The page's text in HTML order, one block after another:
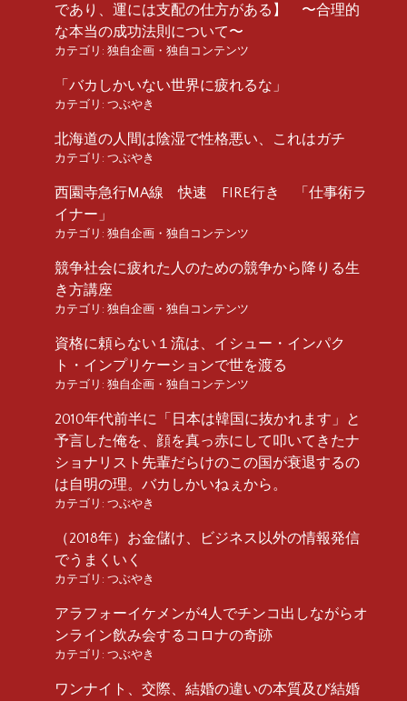
であり、運には支配の仕方がある】 〜合理的
な本当の成功法則について〜
カテゴリ: 独自企画・独自コンテンツ
「バカしかいない世界に疲れるな」
カテゴリ: つぶやき
北海道の人間は陰湿で性格悪い、これはガチ
カテゴリ: つぶやき
西園寺急行MA線 快速 FIRE行き 「仕事術ラ
イナー」
カテゴリ: 独自企画・独自コンテンツ
競争社会に疲れた人のための競争から降りる生
き方講座
カテゴリ: 独自企画・独自コンテンツ
資格に頼らない１流は、イシュー・インパク
ト・インプリケーションで世を渡る
カテゴリ: 独自企画・独自コンテンツ
2010年代前半に「日本は韓国に抜かれます」と
予言した俺を、顔を真っ赤にして叩いてきたナ
ショナリスト先輩だらけのこの国が衰退するの
は自明の理。バカしかいねぇから。
カテゴリ: つぶやき
（2018年）お金儲け、ビジネス以外の情報発信
でうまくいく
カテゴリ: つぶやき
アラフォーイケメンが4人でチンコ出しながらオ
ンライン飲み会するコロナの奇跡
カテゴリ: つぶやき
ワンナイト、交際、結婚の違いの本質及び結婚